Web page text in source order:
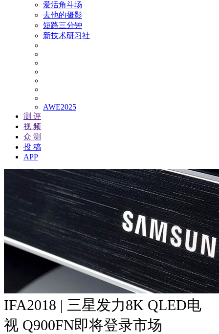
爱活角斗场
去他的摄影
短路三分钟
新技术研习社
AWE2025
测 评
视 频
众 测
投 稿
APP
IFA2018 | 三星发力8K QLED电
视 Q900FN即将登录市场